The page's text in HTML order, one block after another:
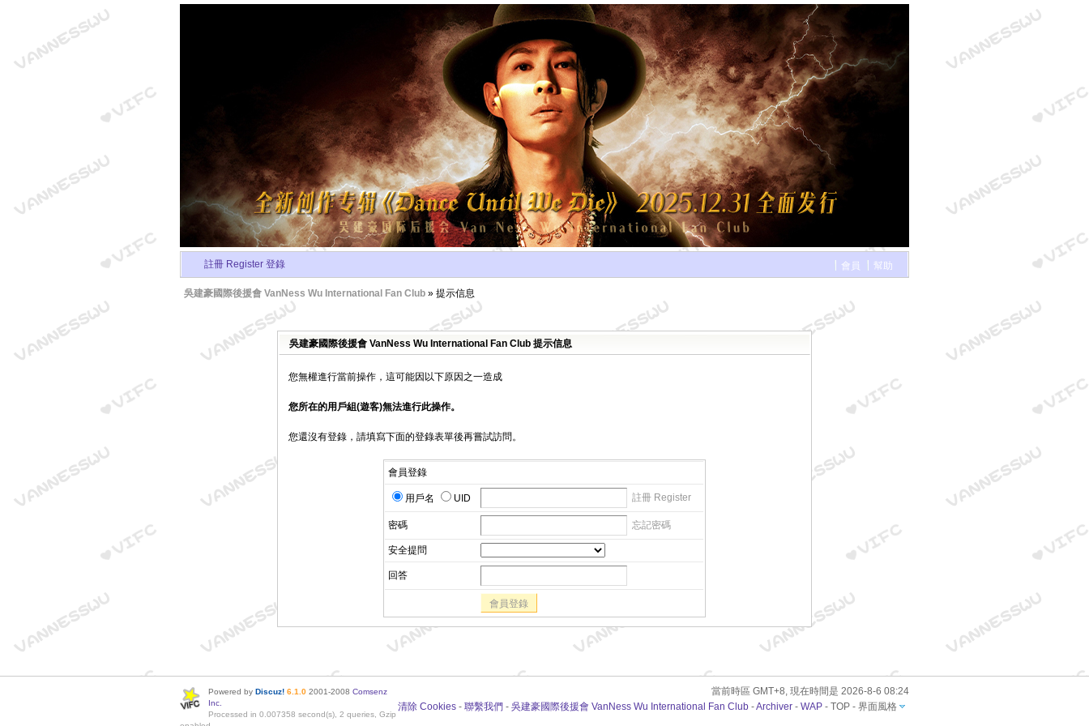
註冊 Register 登錄 會員 幫助
吳建豪國際後援會 VanNess Wu International Fan Club » 提示信息
吳建豪國際後援會 VanNess Wu International Fan Club 提示信息
您無權進行當前操作，這可能因以下原因之一造成
您所在的用戶組(遊客)無法進行此操作。
您還沒有登錄，請填寫下面的登錄表單後再嘗試訪問。
會員登錄
用戶名 UID 註冊 Register
密碼 忘記密碼
安全提問
回答
會員登錄
當前時區 GMT+8, 現在時間是 2026-8-6 08:24
清除 Cookies - 聯繫我們 - 吳建豪國際後援會 VanNess Wu International Fan Club -Archiver - WAP - TOP - 界面風格
Powered by Discuz! 6.1.0 2001-2008 Comsenz
Inc.
Processed in 0.007358 second(s), 2 queries, Gzip